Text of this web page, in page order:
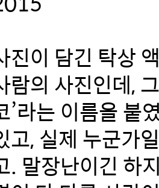
진이 담긴 탁상
람의 사진인데,
’라는 이름을 붙
고, 실제 누군가
. 말장난이긴 하